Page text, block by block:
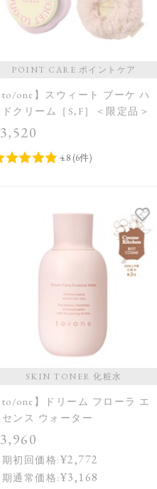
POINT CARE ポイントケア
to/one】スウィート ブーケ ハ
ドクリーム［S,F］＜限定品＞
SKIN TONER 化粧水
to/one】ドリーム フローラ エ
センス ウォーター
初回価格:¥2,772
通常価格:¥3,168